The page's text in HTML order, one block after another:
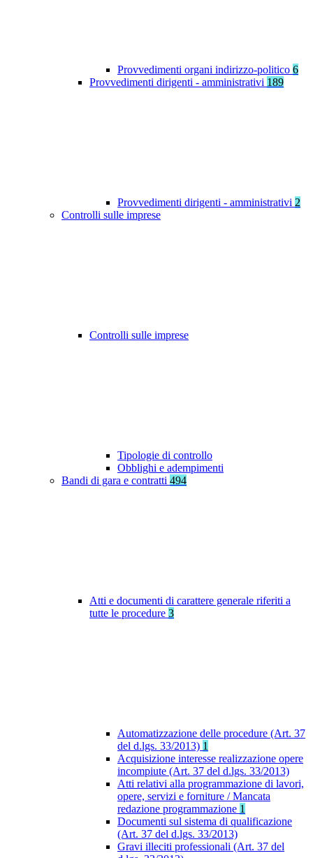
Provvedimenti organi indirizzo-politico 6
Provvedimenti dirigenti - amministrativi 189
Provvedimenti dirigenti - amministrativi 2
Controlli sulle imprese
Controlli sulle imprese
Tipologie di controllo
Obblighi e adempimenti
Bandi di gara e contratti 494
Atti e documenti di carattere generale riferiti a
tutte le procedure 3
Automatizzazione delle procedure (Art. 37
del d.lgs. 33/2013) 1
Acquisizione interesse realizzazione opere
incompiute (Art. 37 del d.lgs. 33/2013)
Atti relativi alla programmazione di lavori,
opere, servizi e forniture / Mancata
redazione programmazione 1
Documenti sul sistema di qualificazione
(Art. 37 del d.lgs. 33/2013)
Gravi illeciti professionali (Art. 37 del